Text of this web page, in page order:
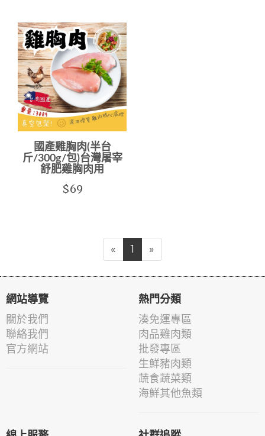
國產雞胸肉(半台
斤/300g/包)台灣屠宰
舒肥雞胸肉用
$69
« 1 »
網站導覽
關於我們
聯絡我們
官方網站
熱門分類
湊免運專區
肉品雞肉類
批發專區
生鮮豬肉類
蔬食蔬菜類
海鮮其他魚類